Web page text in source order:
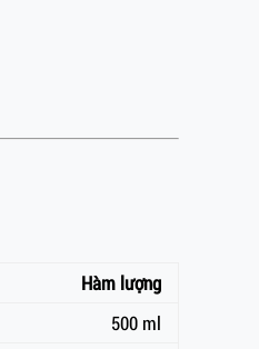
Hàm lượng
500 ml